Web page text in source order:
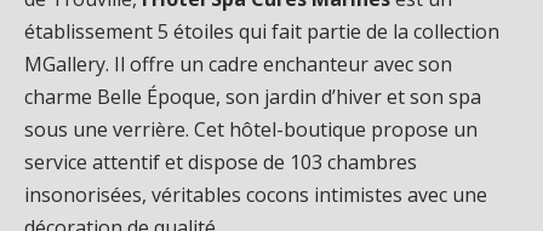
établissement 5 étoiles qui fait partie de la collection
MGallery. Il offre un cadre enchanteur avec son
charme Belle Époque, son jardin d’hiver et son spa
sous une verrière. Cet hôtel-boutique propose un
service attentif et dispose de 103 chambres
insonorisées, véritables cocons intimistes avec une